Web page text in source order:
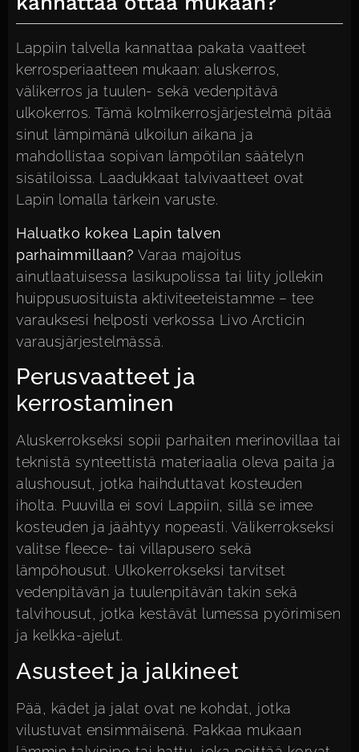
Lappiin talvella kannattaa pakata vaatteet
kerrosperiaatteen mukaan: aluskerros,
välikerros ja tuulen- sekä vedenpitävä
ulkokerros. Tämä kolmikerrosjärjestelmä pitää
sinut lämpimänä ulkoilun aikana ja
mahdollistaa sopivan lämpötilan säätelyn
sisätiloissa. Laadukkaat talvivaatteet ovat
Lapin lomalla tärkein varuste.
Haluatko kokea Lapin talven
parhaimmillaan? Varaa majoitus
ainutlaatuisessa lasikupolissa tai liity jollekin
huippusuosituista aktiviteeteistamme – tee
varauksesi helposti verkossa Livo Arcticin
varausjärjestelmässä.
Perusvaatteet ja
kerrostaminen
Aluskerrokseksi sopii parhaiten merinovillaa tai
teknistä synteettistä materiaalia oleva paita ja
alushousut, jotka haihduttavat kosteuden
iholta. Puuvilla ei sovi Lappiin, sillä se imee
kosteuden ja jäähtyy nopeasti. Välikerrokseksi
valitse fleece- tai villapusero sekä
lämpöhousut. Ulkokerrokseksi tarvitset
vedenpitävän ja tuulenpitävän takin sekä
talvihousut, jotka kestävät lumessa pyörimisen
ja kelkka-ajelut.
Asusteet ja jalkineet
Pää, kädet ja jalat ovat ne kohdat, jotka
vilustuvat ensimmäisenä. Pakkaa mukaan